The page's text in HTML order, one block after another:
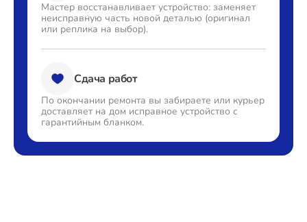
Мастер восстанавливает устройство: заменяет
неисправную часть новой деталью (оригинал
или реплика на выбор).
Сдача работ
По окончании ремонта вы забираете или курьер
доставляет на дом исправное устройство с
гарантийным бланком.